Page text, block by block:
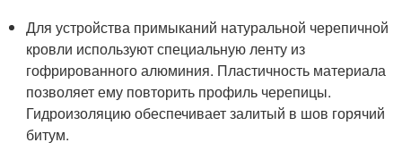
Для устройства примыканий натуральной черепичной
кровли используют специальную ленту из
гофрированного алюминия. Пластичность материала
позволяет ему повторить профиль черепицы.
Гидроизоляцию обеспечивает залитый в шов горячий
битум.